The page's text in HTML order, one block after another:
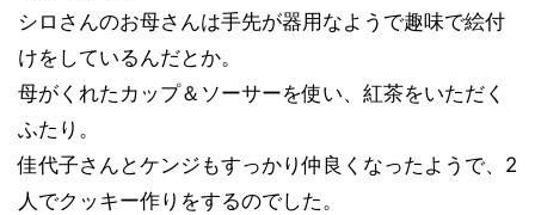
シロさんのお母さんは手先が器用なようで趣味で絵付
けをしているんだとか。
母がくれたカップ＆ソーサーを使い、紅茶をいただく
ふたり。
佳代子さんとケンジもすっかり仲良くなったようで、2
人でクッキー作りをするのでした。